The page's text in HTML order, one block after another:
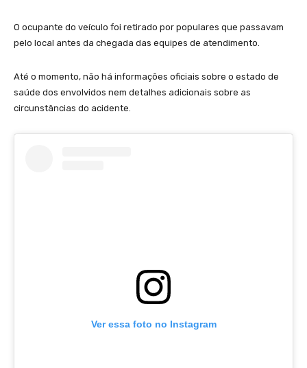
O ocupante do veículo foi retirado por populares que passavam
pelo local antes da chegada das equipes de atendimento.
Até o momento, não há informações oficiais sobre o estado de
saúde dos envolvidos nem detalhes adicionais sobre as
circunstâncias do acidente.
Ver essa foto no Instagram